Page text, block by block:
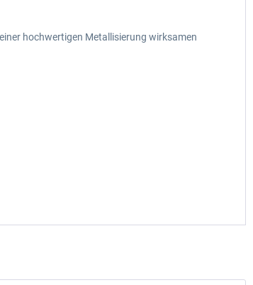
hochwertigen Metallisierung wirksamen